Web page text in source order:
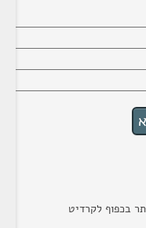
בכפוף לקרדיט